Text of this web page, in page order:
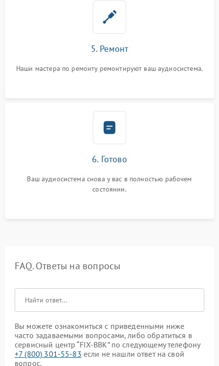
5. Ремонт
Наши мастера по ремонту ремонтируют ваш аудиосистема.
6. Готово
Ваш аудиосистема снова у вас в полностью рабочем
состоянии.
FAQ. Ответы на вопросы
Вы можете ознакомиться с приведенными ниже
часто задаваемыми вопросами, либо обратиться в
сервисный центр “FIX-BBK” по следующему телефону
+7 (800) 301-55-83 если не нашли ответ на свой
вопрос.